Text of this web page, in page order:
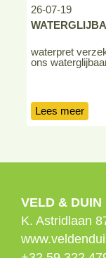
26-07-19
waterpret
ons
Lees meer
VELD & DUIN
K. Astridlaan